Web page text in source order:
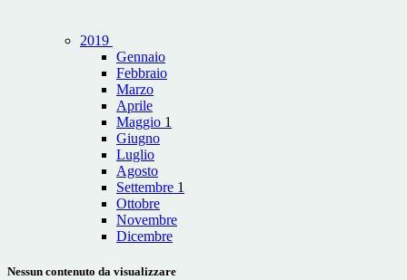
2019
Gennaio
Febbraio
Marzo
Aprile
Maggio 1
Giugno
Luglio
Agosto
Settembre 1
Ottobre
Novembre
Dicembre
Nessun contenuto da visualizzare